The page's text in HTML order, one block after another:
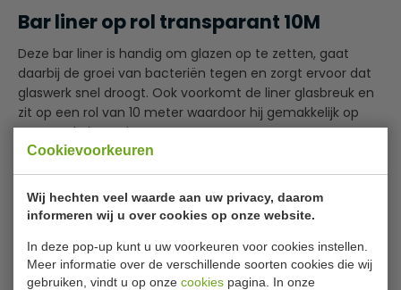
Cookievoorkeuren
Wij hechten veel waarde aan uw privacy, daarom
informeren wij u over cookies op onze website.
In deze pop-up kunt u uw voorkeuren voor cookies instellen.
Meer informatie over de verschillende soorten cookies die wij
gebruiken, vindt u op onze cookies pagina. In onze
Bar liner op rol transparant 10M
Deze bar liner is handig om glazen op te zetten, gaat
daarbij de groei van bacteriën tegen en zorgt ervoor dat
glaswerk snel droogt. Ook voorkomt de liner glasbreuk en
zit op een rol van 10 meter waardoor hij gemakkelijk op
maat te knippen is.
Zorgt dat glazen sneller drogen
Eenvoudig op maat te knippen
Beschermt tegen glasbreuk
Lees meer
Specificaties